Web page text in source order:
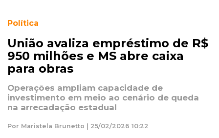
Política
União avaliza empréstimo de R$
950 milhões e MS abre caixa
para obras
Operações ampliam capacidade de
investimento em meio ao cenário de queda
na arrecadação estadual
Por Maristela Brunetto | 25/02/2026 10:22